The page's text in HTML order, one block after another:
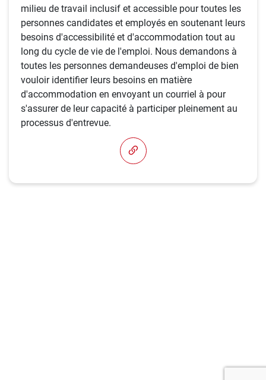
milieu de travail inclusif et accessible pour toutes les
personnes candidates et employés en soutenant leurs
besoins d'accessibilité et d'accommodation tout au
long du cycle de vie de l'emploi. Nous demandons à
toutes les personnes demandeuses d'emploi de bien
vouloir identifier leurs besoins en matière
d'accommodation en envoyant un courriel à pour
s'assurer de leur capacité à participer pleinement au
processus d'entrevue.